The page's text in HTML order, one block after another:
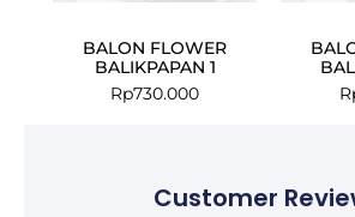
BALON FLOWER
BALIKPAPAN 1
Rp730.000
Customer